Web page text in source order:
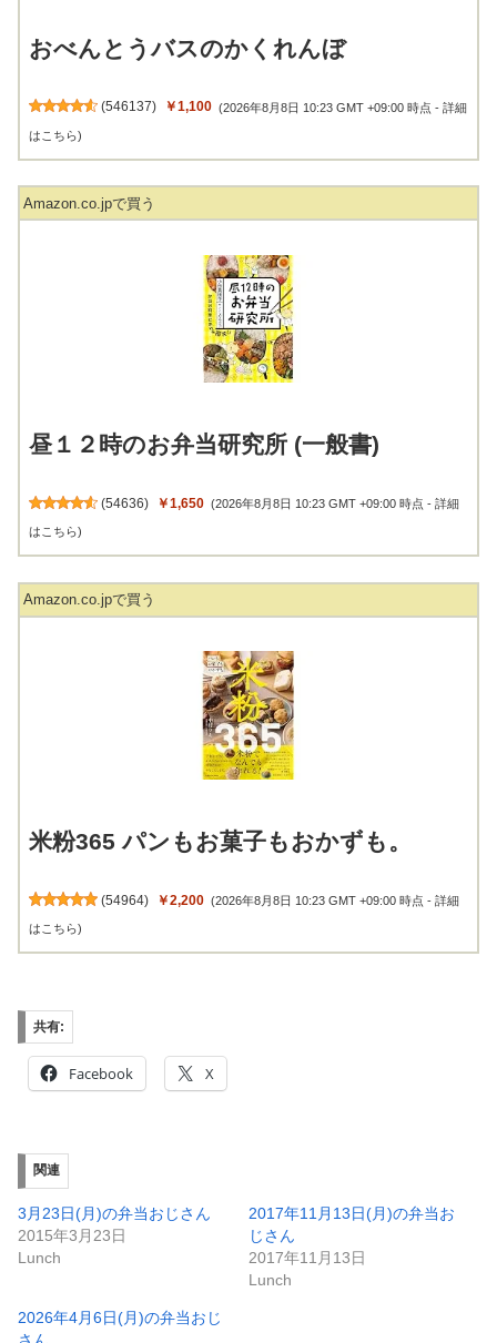
おべんとうバスのかくれんぼ
(546137) ￥1,100 (2026年8月8日 10:23 GMT +09:00 時点 -詳細
はこちら)
Amazon.co.jpで買う
昼１２時のお弁当研究所 (一般書)
(54636) ￥1,650 (2026年8月8日 10:23 GMT +09:00 時点 -詳細
はこちら)
Amazon.co.jpで買う
米粉365 パンもお菓子もおかずも。
(54964) ￥2,200 (2026年8月8日 10:23 GMT +09:00 時点 -詳細
はこちら)
共有:
Facebook X
関連
3月23日(月)の弁当おじさん
2015年3月23日
Lunch
2017年11月13日(月)の弁当お
じさん
2017年11月13日
Lunch
2026年4月6日(月)の弁当おじ
さん